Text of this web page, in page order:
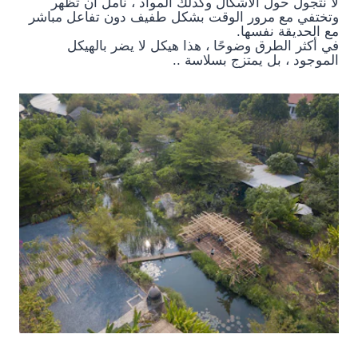
وتختفي مع مرور الوقت بشكل طفيف دون تفاعل مباشر
مع الحديقة نفسها.
في أكثر الطرق وضوحًا ، هذا هيكل لا يضر بالهيكل
الموجود ، بل يمتزج بسلاسة ..